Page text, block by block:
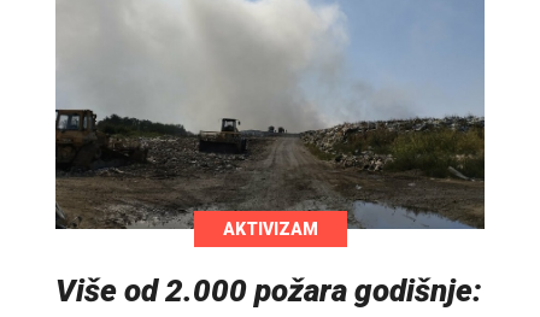
AKTIVIZAM
Više od 2.000 požara godišnje: